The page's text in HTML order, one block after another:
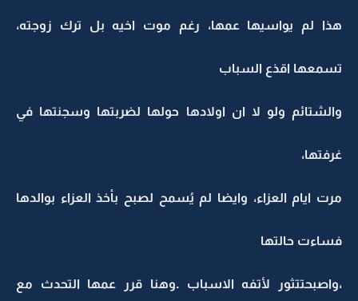
هذا لم يواسيها عمها، رغم موت اخيه بل ترك زوجته،
تسمعها اقذع السباب
والشتائم ولو لا ان اولادها حولها لضربتها وسجنتها في
غرفتها،
مرت ايام العزاء، وايضا لم يُسمح لصبح بأخذ العزاء بوالدها
فساءت حالتها
،واصبحتتثور لأتفه الاسباب .وهنا قرر عمها التحدث مع